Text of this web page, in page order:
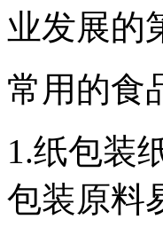
业发展的
常用的食
1.纸包装
包装原料